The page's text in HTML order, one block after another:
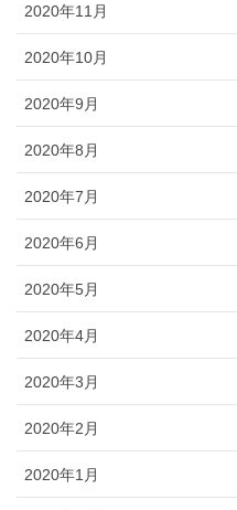
2020年11月
2020年10月
2020年9月
2020年8月
2020年7月
2020年6月
2020年5月
2020年4月
2020年3月
2020年2月
2020年1月